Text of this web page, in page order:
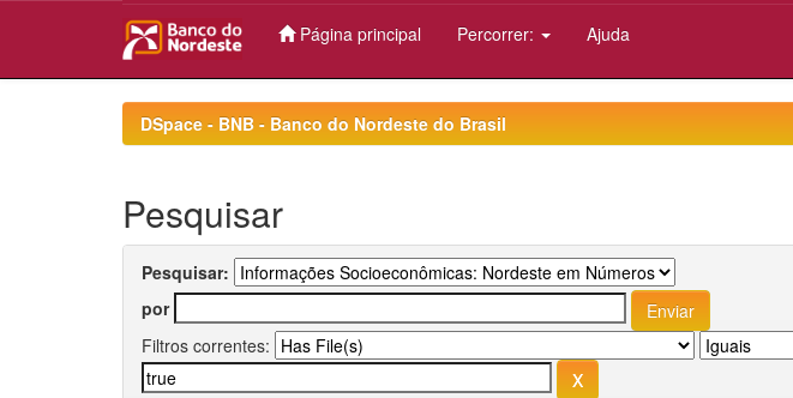
Página principal Percorrer: Ajuda
DSpace - BNB - Banco do Nordeste do Brasil
Pesquisar
Pesquisar:
por
Filtros correntes: